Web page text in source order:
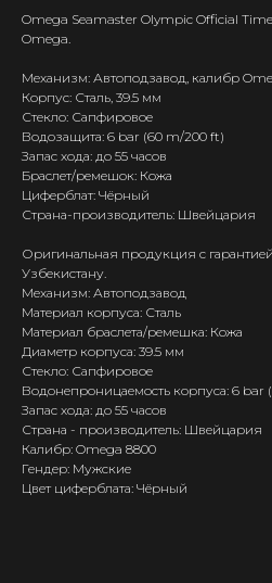
Omega Seamaster Olympic Official
Omega.
Механизм: Автоподзавод, калибр
Корпус: Сталь, 39.5 мм
Стекло: Сапфировое
Водозащита: 6 bar (60 m/200 ft)
Запас хода: до 55 часов
Браслет/ремешок: Кожа
Циферблат: Чёрный
Страна-производитель: Швейцария
Оригинальная продукция с
Узбекистану.
Механизм: Автоподзавод
Материал корпуса: Сталь
Материал браслета/ремешка: Кожа
Диаметр корпуса: 39.5 мм
Стекло: Сапфировое
Водонепроницаемость корпуса: 6 bar
Запас хода: до 55 часов
Страна - производитель: Швейцария
Калибр: Omega 8800
Гендер: Мужские
Цвет циферблата: Чёрный